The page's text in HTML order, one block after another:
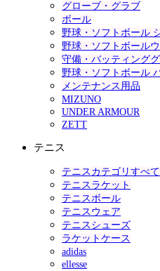
グローブ・グラブ
ボール
野球・ソフトボール
野球・ソフトボール
守備・バッティング
野球・ソフトボール
メンテナンス用品
MIZUNO
UNDER ARMOUR
ZETT
テニス
テニスカテゴリすべて
テニスラケット
テニスボール
テニスウェア
テニスシューズ
ラケットケース
adidas
ellesse